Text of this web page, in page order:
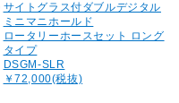
サイトグラス付ダブルデジタル
ミニマニホールド
ロータリーホースセット ロング
タイプ
DSGM-SLR
￥72,000(税抜)